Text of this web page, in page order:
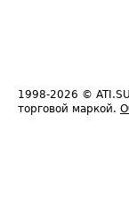
1998-2026 ©
торговой маркой.